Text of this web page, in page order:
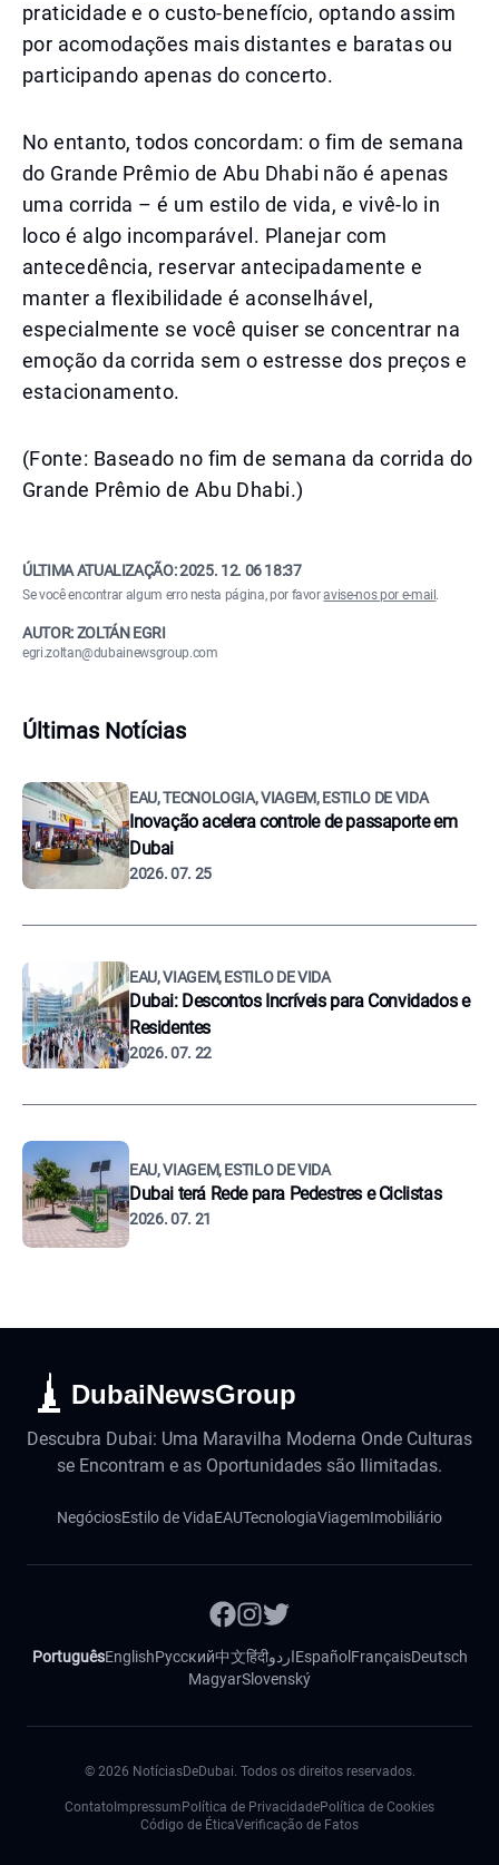
praticidade e o custo-benefício, optando assim
por acomodações mais distantes e baratas ou
participando apenas do concerto.
No entanto, todos concordam: o fim de semana
do Grande Prêmio de Abu Dhabi não é apenas
uma corrida – é um estilo de vida, e vivê-lo in
loco é algo incomparável. Planejar com
antecedência, reservar antecipadamente e
manter a flexibilidade é aconselhável,
especialmente se você quiser se concentrar na
emoção da corrida sem o estresse dos preços e
estacionamento.
(Fonte: Baseado no fim de semana da corrida do
Grande Prêmio de Abu Dhabi.)
ÚLTIMA ATUALIZAÇÃO:2025. 12. 06 18:37
Se você encontrar algum erro nesta página, por favoravise-nos por e-mail .
AUTOR: ZOLTÁN EGRI
egri.zoltan@dubainewsgroup.com
Últimas Notícias
EAU, TECNOLOGIA, VIAGEM, ESTILO DE VIDA
Inovação acelera controle de passaporte em
Dubai
2026. 07. 25
EAU, VIAGEM, ESTILO DE VIDA
Dubai: Descontos Incríveis para Convidados e
Residentes
2026. 07. 22
EAU, VIAGEM, ESTILO DE VIDA
Dubai terá Rede para Pedestres e Ciclistas
2026. 07. 21
DubaiNewsGroup
Descubra Dubai: Uma Maravilha Moderna Onde Culturas
se Encontram e as Oportunidades são Ilimitadas.
NegóciosEstilo de VidaEAUTecnologiaViagemImobiliário
PortuguêsEnglishРусский中文हिंदीاردوEspañol FrançaisDeutsch
MagyarSlovenský
© 2026 NotíciasDeDubai. Todos os direitos reservados.
Contato Impressum Política de PrivacidadePolítica de Cookies
Código de ÉticaVerificação de Fatos